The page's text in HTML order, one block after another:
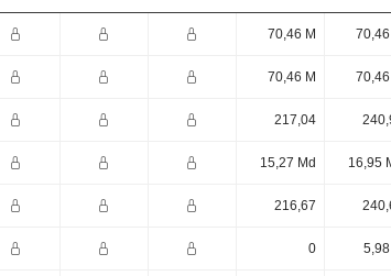
70,46 M 70,46
70,46 M 70,46
217,04
15,27 Md 16,95
216,67
0 5,98